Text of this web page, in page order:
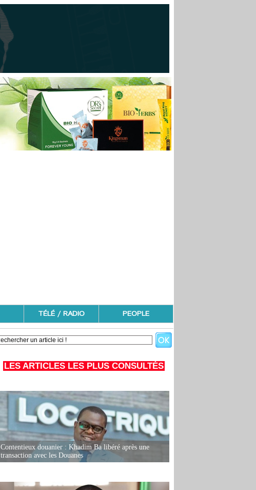
TÉLÉ / RADIO PEOPLE
LES ARTICLES LES PLUS CONSULTÉS
Contentieux douanier : Khadim Ba libéré après une
transaction avec les Douanes